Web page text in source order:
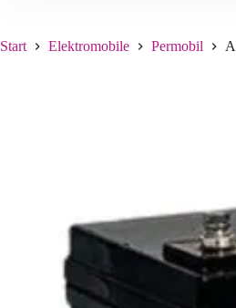
Start Elektromobile Permobil